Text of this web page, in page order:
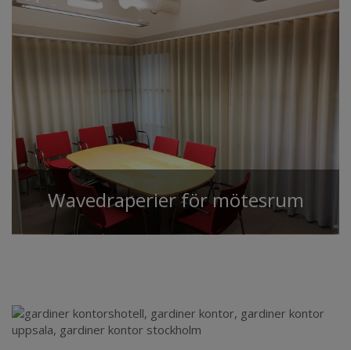
​​​​​​​Wavedraperier för mötesrum